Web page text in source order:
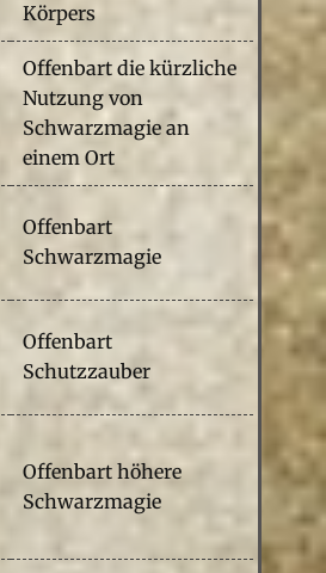
Körpers
Offenbart die kürzliche
Nutzung von
Schwarzmagie an
einem Ort
Offenbart
Schwarzmagie
Offenbart
Schutzzauber
Offenbart höhere
Schwarzmagie